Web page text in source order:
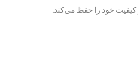
خود را حفظ می‌کند.